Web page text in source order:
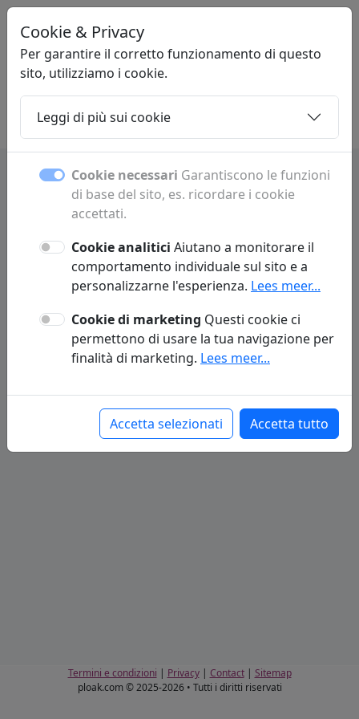
PLOAK.COM
Home Sottopagine Contatto
Scopri tutte le sottopagine e le sezioni.
Www
Termini e condizioni | Privacy| Contact| Sitemap
ploak.com © 2025-2026 • Tutti i diritti riservati
Cookie & Privacy
Per garantire il corretto funzionamento di questo
sito, utilizziamo i cookie.
Leggi di più sui cookie
Cookie necessari Garantiscono le funzioni
di base del sito, es. ricordare i cookie
accettati.
Cookie analitici Aiutano a monitorare il
comportamento individuale sul sito e a
personalizzarne l'esperienza. Lees meer...
Cookie di marketing Questi cookie ci
permettono di usare la tua navigazione per
finalità di marketing. Lees meer...
Accetta selezionati Accetta tutto